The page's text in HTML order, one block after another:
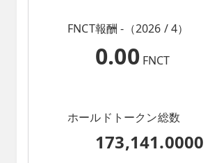
FNCT報酬 -（2026 / 4）
0.00 FNCT
ホールドトークン総数
173,141.0000